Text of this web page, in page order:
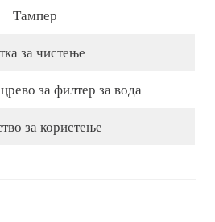
Тампер
за чистење
за филтер за вода
за користење